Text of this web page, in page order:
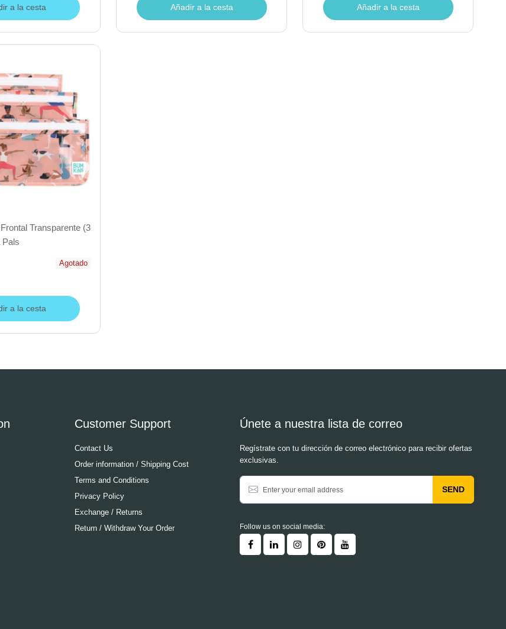
a la cesta Añadir a la cesta Añadir a la cesta
Transparente (3
Pals
Agotado
a la cesta
Customer Support
Contact Us
Order information / Shipping Cost
Terms and Conditions
Privacy Policy
Exchange / Returns
Return / Withdraw Your Order
Únete a nuestra lista de correo
Regístrate con tu dirección de correo electrónico para recibir ofertas
exclusivas.
SEND
Follow us on social media: